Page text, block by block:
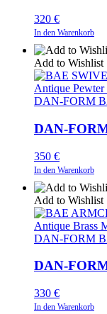
320 €
In den Warenkorb
Add to Wishlist
DAN-FORM
DAN-
350 €
In den Warenkorb
Add to Wishlist
DAN-FORM
DAN-
330 €
In den Warenkorb